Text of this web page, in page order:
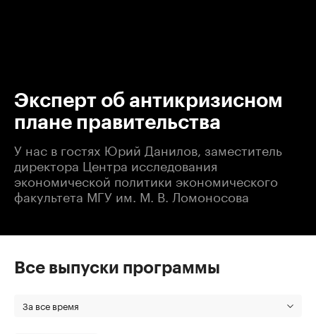
Эксперт об антикризисном
плане правительства
У нас в гостях Юрий Данилов, заместитель
директора Центра исследования
экономической политики экономического
факультета МГУ им. М. В. Ломоносова
Все выпуски программы
За все время